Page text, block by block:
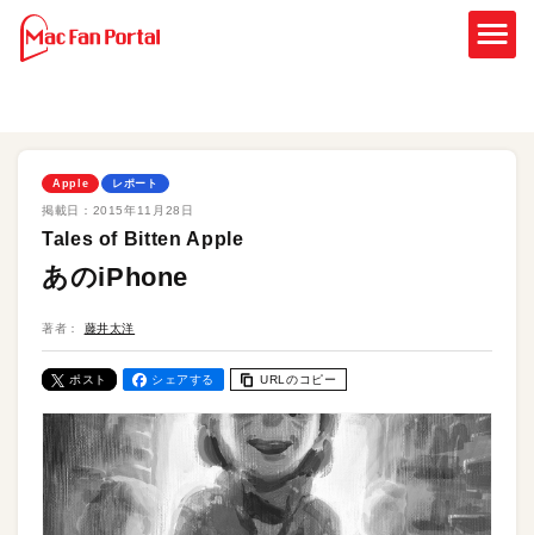
Apple レポート
掲載日： 2015年11月28日
Tales of Bitten Apple
あのiPhone
著者： 藤井太洋
ポスト シェアする URLのコピー